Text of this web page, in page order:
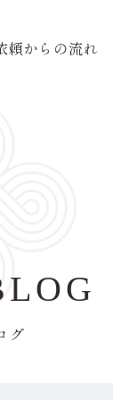
頼からの流れ
グ